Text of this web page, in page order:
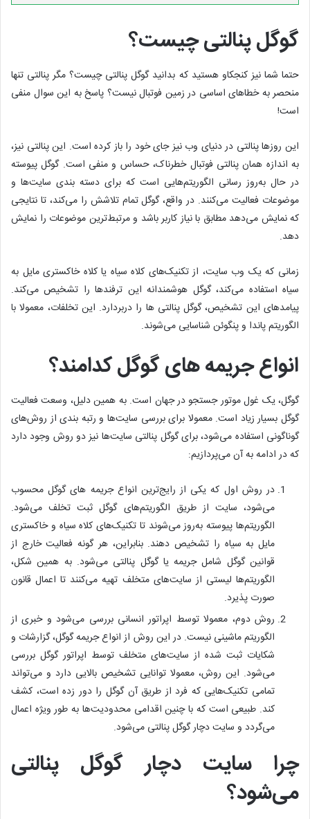
گوگل پنالتی چیست؟
حتما شما نیز کنجکاو هستید که بدانید گوگل پنالتی چیست؟ مگر پنالتی تنها
منحصر به خطاهای اساسی در زمین فوتبال نیست؟ پاسخ به این سوال منفی
است!
این روزها پنالتی در دنیای وب نیز جای خود را باز کرده است. این پنالتی نیز،
به اندازه همان پنالتی فوتبال خطرناک، حساس و منفی است. گوگل پیوسته
در حال به‌روز رسانی الگوریتم‌هایی است که برای دسته بندی سایت‌ها و
موضوعات فعالیت می‌کنند. در واقع، گوگل تمام تلاشش را می‌کند، تا نتایجی
که نمایش می‌دهد مطابق با نیاز کاربر باشد و مرتبط‌ترین موضوعات را نمایش
دهد.
زمانی که یک وب سایت، از تکنیک‌های کلاه سیاه یا کلاه خاکستری مایل به
سیاه استفاده می‌کند، گوگل هوشمندانه این ترفندها را تشخیص می‌کند.
پیامدهای این تشخیص، گوگل پنالتی ها را دربردارد. این تخلفات، معمولا با
الگوریتم پاندا و پنگوئن شناسایی می‌شوند.
انواع جریمه های گوگل کدامند؟
گوگل، یک غول موتور جستجو در جهان است. به همین دلیل، وسعت فعالیت
گوگل بسیار زیاد است. معمولا برای بررسی سایت‌ها و رتبه بندی از روش‌های
گوناگونی استفاده می‌شود، برای گوگل پنالتی سایت‌ها نیز دو روش وجود دارد
که در ادامه به آن می‌پردازیم:
در روش اول که یکی از رایج‌ترین انواع جریمه های گوگل محسوب
می‌شود، سایت از طریق الگوریتم‌های گوگل ثبت تخلف می‌شود.
الگوریتم‌ها پیوسته به‌روز می‌شوند تا تکنیک‌های کلاه سیاه و خاکستری
مایل به سیاه را تشخیص دهند. بنابراین، هر گونه فعالیت خارج از
قوانین گوگل شامل جریمه یا گوگل پنالتی می‌شود. به همین شکل،
الگوریتم‌ها لیستی از سایت‌های متخلف تهیه می‌کنند تا اعمال قانون
صورت پذیرد.
روش دوم، معمولا توسط اپراتور انسانی بررسی می‌شود و خبری از
الگوریتم ماشینی نیست. در این روش از انواع جریمه گوگل، گزارشات و
شکایات ثبت شده از سایت‌های متخلف توسط اپراتور گوگل بررسی
می‌شود. این روش، معمولا توانایی تشخیص بالایی دارد و می‌تواند
تمامی تکنیک‌هایی که فرد از طریق آن گوگل را دور زده است، کشف
کند. طبیعی است که با چنین اقدامی محدودیت‌ها به طور ویژه اعمال
می‌گردد و سایت دچار گوگل پنالتی می‌شود.
چرا سایت دچار گوگل پنالتی
می‌شود؟